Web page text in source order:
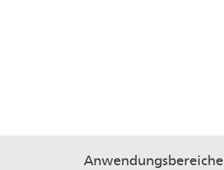
Anwendungsbereiche